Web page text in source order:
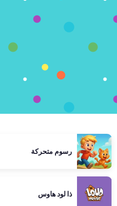
رسوم متحركة
ذا لود هاوس